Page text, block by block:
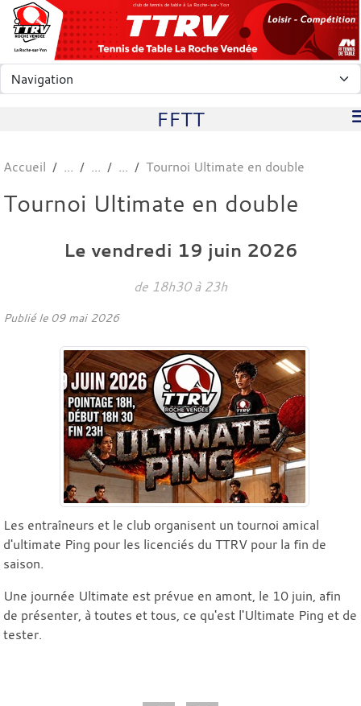
club de tennis de table à La Roche-sur-Yon
FFTT
Accueil Tournoi Ultimate en double
Tournoi Ultimate en double
Le vendredi 19 juin 2026
de 18h30 à 23h
Publié le 09 mai 2026
Les entraîneurs et le club organisent un tournoi amical
d'ultimate Ping pour les licenciés du TTRV pour la fin de
saison.
Une journée Ultimate est prévue en amont, le 10 juin, afin
de présenter, à toutes et tous, ce qu'est l'Ultimate Ping et de
tester.
Panneau de gestion des cookies